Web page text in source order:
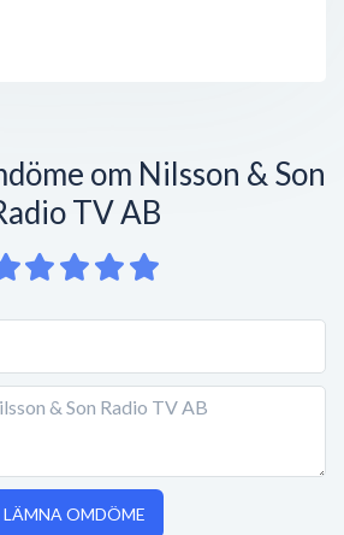
om Nilsson & Son
TV AB
LÄMNA OMDÖME